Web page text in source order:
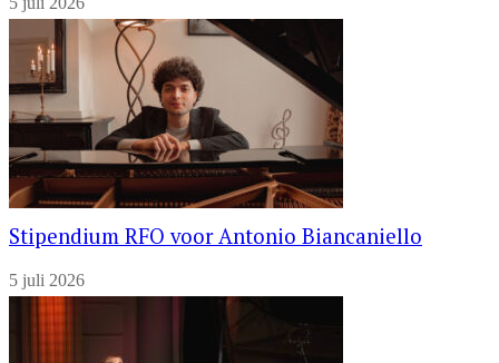
Stipendium RFO voor Antonio Biancaniello
5 juli 2026